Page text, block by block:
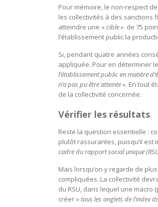
Pour mémoire, le non-respect
les collectivités à des sanctions
atteindre une « cible» de 75
l’établissement public la
Si, pendant quatre années
appliquée. Pour en déterminer
l’établissement public en matière
n’a pas pu être atteinte». En tout
de la collectivité concernée.
Vérifier les résultats
Reste la question essentielle :
plutôt rassurantes, puisqu’il est
cadre du rapport social unique
Mais lorsqu’on y regarde de
compliquées. La collectivité
du RSU, dans lequel une
créer « tous les onglets de l’index